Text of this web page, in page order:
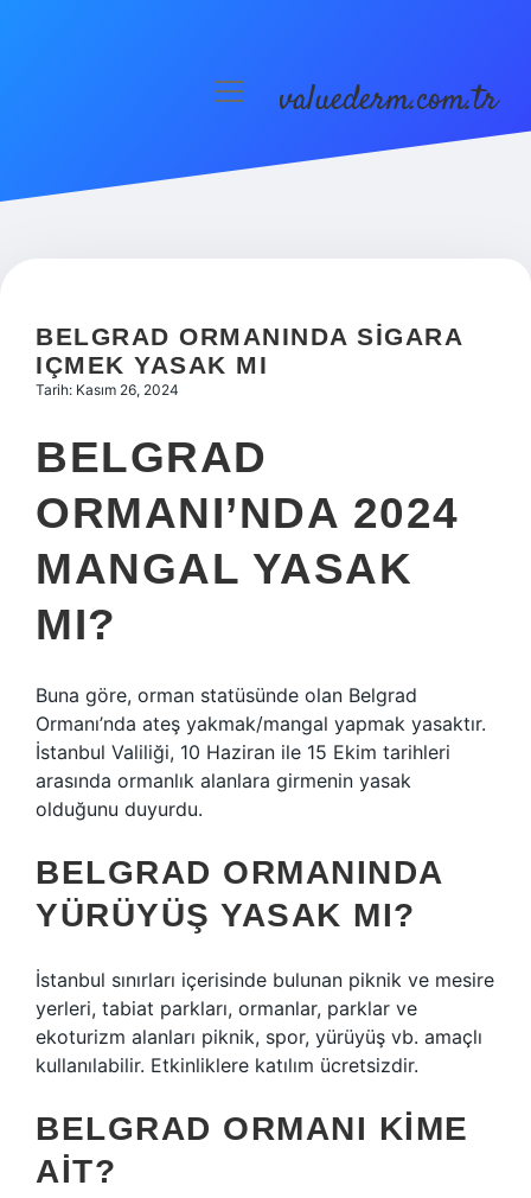
menüyüvaluederm.com.tr
BELGRAD ORMANINDA SIGARA
IÇMEK YASAK MI
Tarih: Kasım 26, 2024
BELGRAD
ORMANI’NDA 2024
MANGAL YASAK
MI?
Buna göre, orman statüsünde olan Belgrad
Ormanı’nda ateş yakmak/mangal yapmak yasaktır.
İstanbul Valiliği, 10 Haziran ile 15 Ekim tarihleri ​​
arasında ormanlık alanlara girmenin yasak
olduğunu duyurdu.
BELGRAD ORMANINDA
YÜRÜYÜŞ YASAK MI?
İstanbul sınırları içerisinde bulunan piknik ve mesire
yerleri, tabiat parkları, ormanlar, parklar ve
ekoturizm alanları piknik, spor, yürüyüş vb. amaçlı
kullanılabilir. Etkinliklere katılım ücretsizdir.
BELGRAD ORMANI KIME
AIT?